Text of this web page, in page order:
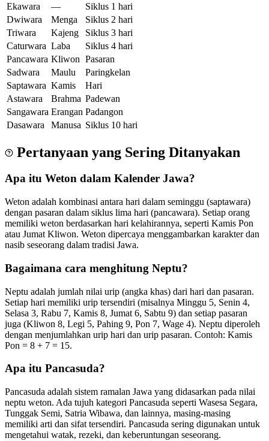
Ekawara
—
Siklus 1 hari
Dwiwara
Menga
Siklus 2 hari
Triwara
Kajeng
Siklus 3 hari
Caturwara Laba
Siklus 4 hari
Pancawara Kliwon Pasaran
Sadwara
Maulu
Paringkelan
Saptawara Kamis
Hari
Astawara
Brahma Padewan
Sangawara Erangan Padangon
Dasawara
Manusa Siklus 10 hari
Pertanyaan yang Sering Ditanyakan
Apa itu Weton dalam Kalender Jawa?
Weton adalah kombinasi antara hari dalam seminggu (saptawara)
dengan pasaran dalam siklus lima hari (pancawara). Setiap orang
memiliki weton berdasarkan hari kelahirannya, seperti Kamis Pon
atau Jumat Kliwon. Weton dipercaya menggambarkan karakter dan
nasib seseorang dalam tradisi Jawa.
Bagaimana cara menghitung Neptu?
Neptu adalah jumlah nilai urip (angka khas) dari hari dan pasaran.
Setiap hari memiliki urip tersendiri (misalnya Minggu 5, Senin 4,
Selasa 3, Rabu 7, Kamis 8, Jumat 6, Sabtu 9) dan setiap pasaran
juga (Kliwon 8, Legi 5, Pahing 9, Pon 7, Wage 4). Neptu diperoleh
dengan menjumlahkan urip hari dan urip pasaran. Contoh: Kamis
Pon = 8 + 7 = 15.
Apa itu Pancasuda?
Pancasuda adalah sistem ramalan Jawa yang didasarkan pada nilai
neptu weton. Ada tujuh kategori Pancasuda seperti Wasesa Segara,
Tunggak Semi, Satria Wibawa, dan lainnya, masing-masing
memiliki arti dan sifat tersendiri. Pancasuda sering digunakan untuk
mengetahui watak, rezeki, dan keberuntungan seseorang.